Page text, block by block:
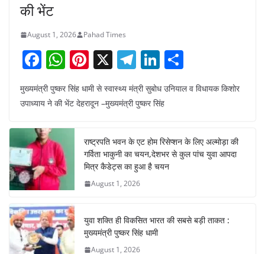
की भेंट
August 1, 2026 Pahad Times
F
a
c
b
o
o
k
W
h
at
A
p
p
Pi
nt
er
e
st
X T
el
e
gr
a
m
Li
n
k
dI
n
ar
मुख्यमंत्री पुष्कर सिंह धामी से स्वास्थ्य मंत्री सुबोध उनियाल व विधायक किशोर
उपाध्याय ने की भेंट देहरादून –मुख्यमंत्री पुष्कर सिंह
राष्ट्रपति भवन के एट होम रिसेप्शन के लिए अल्मोड़ा की
गर्विता भाकुनी का चयन,देशभर से कुल पांच युवा आपदा
मित्र कैडेट्स का हुआ है चयन
August 1, 2026
युवा शक्ति ही विकसित भारत की सबसे बड़ी ताकत :
मुख्यमंत्री पुष्कर सिंह धामी
August 1, 2026